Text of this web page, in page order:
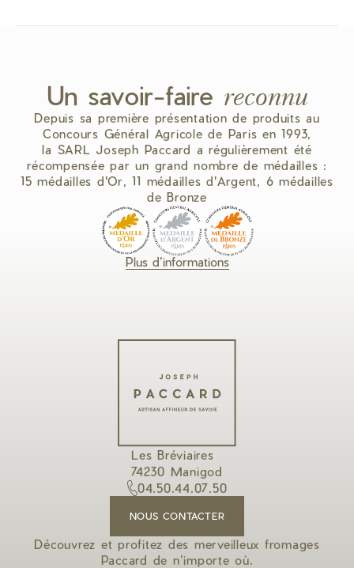
Un savoir-faire reconnu
Depuis sa première présentation de produits au
Concours Général Agricole de Paris en 1993,
la SARL Joseph Paccard a régulièrement été
récompensée par un grand nombre de médailles :
15 médailles d'Or, 11 médailles d'Argent, 6 médailles
de Bronze
Plus d’informations
Les Bréviaires
74230 Manigod
04.50.44.07.50
NOUS CONTACTER
Découvrez et profitez des merveilleux fromages
Paccard de n’importe où.